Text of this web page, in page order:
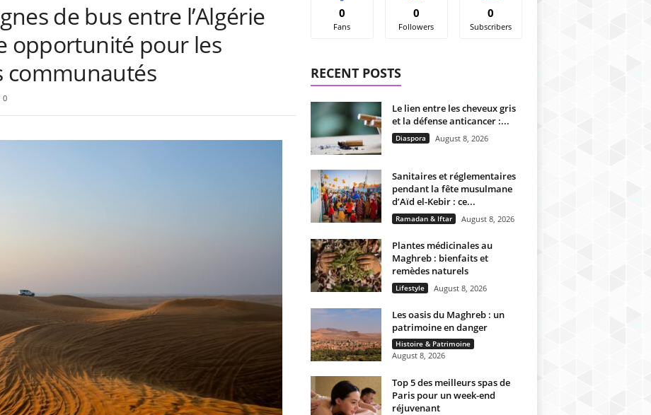
de bus entre l’Algérie
opportunité pour les
communautés
0
0
Fans
0
Followers
0
Subscribers
RECENT POSTS
Le lien entre les cheveux gris
et la défense anticancer :...
Diaspora August 8, 2026
Sanitaires et réglementaires
pendant la fête musulmane
d’Aïd el-Kebir : ce...
Ramadan & Iftar August 8, 2026
Plantes médicinales au
Maghreb : bienfaits et
remèdes naturels
Lifestyle August 8, 2026
Les oasis du Maghreb : un
patrimoine en danger
Histoire & Patrimoine
August 8, 2026
Top 5 des meilleurs spas de
Paris pour un week-end
réjuvenant